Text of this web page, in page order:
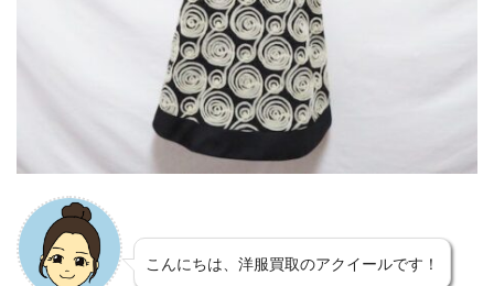
こんにちは、洋服買取のアクイールです！